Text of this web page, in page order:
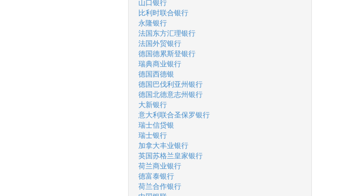
山口银行
比利时联合银行
永隆银行
法国东方汇理银行
法国外贸银行
德国德累斯登银行
瑞典商业银行
德国西德银
德国巴伐利亚州银行
德国北德意志州银行
大新银行
意大利联合圣保罗银行
瑞士信贷银
瑞士银行
加拿大丰业银行
英国苏格兰皇家银行
荷兰商业银行
德富泰银行
荷兰合作银行